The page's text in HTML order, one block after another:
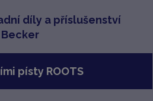
díly a příslušenství
Becker
písty ROOTS